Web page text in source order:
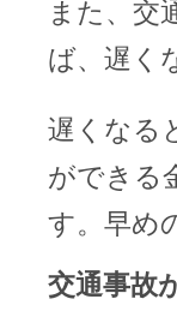
また、交
ば、遅く
遅くなる
ができる
す。早め
交通事故